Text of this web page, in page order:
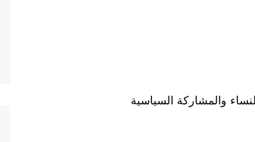
والمشاركة السياسية